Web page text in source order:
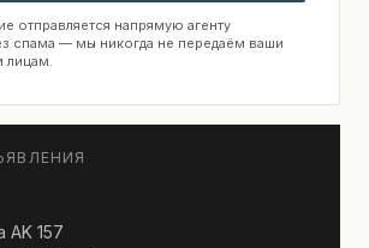
отправляется напрямую агенту
спама — мы никогда не передаём ваши
лицам.
AK 157